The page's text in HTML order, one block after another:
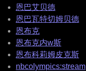
恩巴艾贝德
恩巴瓦特切姆贝德
恩布克
恩布克内w斯
恩布科莉姆皮克斯
nbcolympics:stream